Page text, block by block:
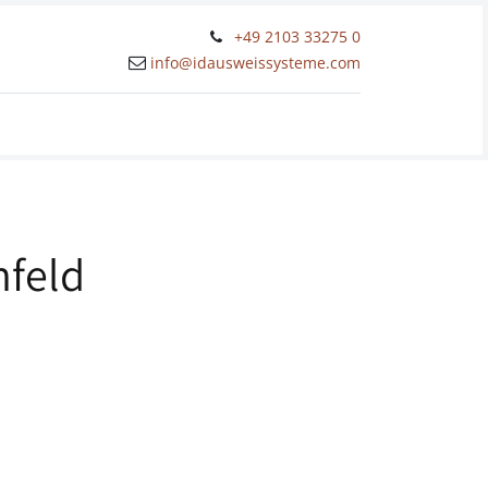
+49 2103 33275 0
info@idausweissysteme.com